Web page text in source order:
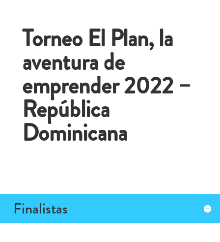
Torneo El Plan, la
aventura de
emprender 2022 –
República
Dominicana
Finalistas